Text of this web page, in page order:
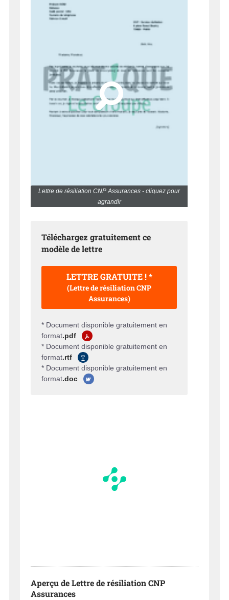
Lettre de résiliation CNP Assurances - cliquez pour
agrandir
Téléchargez gratuitement ce
modèle de lettre
LETTRE GRATUITE ! *
(Lettre de résiliation CNP
Assurances)
* Document disponible gratuitement en
format.pdf
* Document disponible gratuitement en
format.rtf
* Document disponible gratuitement en
format.doc
Aperçu de Lettre de résiliation CNP
Assurances